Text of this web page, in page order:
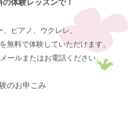
、ピアノ、ウクレレ。
無料で体験していただけます。
ルまたはお電話ください。